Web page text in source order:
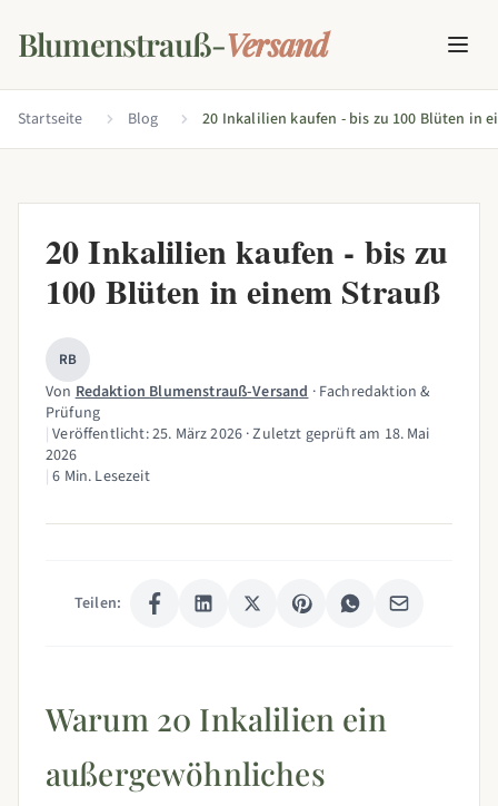
Blumenstrauß-Versand
Startseite Blog
20 Inkalilien kaufen - bis zu
100 Blüten in einem Strauß
RB
VonRedaktion Blumenstrauß-Versand· Fachredaktion &
Prüfung
Veröffentlicht:25. März 2026 · Zuletzt geprüft am 18. Mai
2026
6 Min. Lesezeit
Teilen:
Warum 20 Inkalilien ein
außergewöhnliches